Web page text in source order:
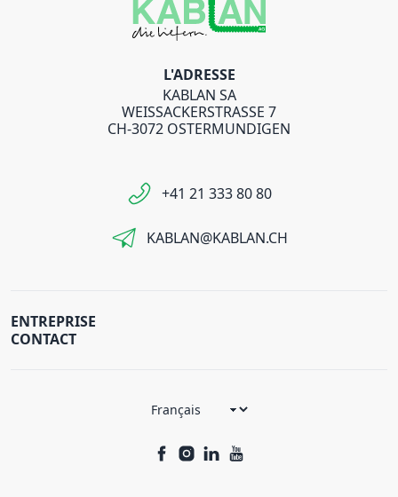
L'ADRESSE
KABLAN SA
WEISSACKERSTRASSE 7
CH-3072 OSTERMUNDIGEN
+41 21 333 80 80
KABLAN@KABLAN.CH
ENTREPRISE
CONTACT